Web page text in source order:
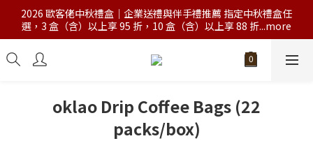
2026 歐客佬中秋禮盒｜企業送禮與伴手禮推薦 指定中秋禮盒任
選，3 盒（含）以上享 95 折，10 盒（含）以上享 88 折...more
oklao Drip Coffee Bags (22
packs/box)